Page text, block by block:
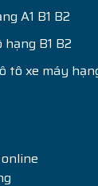
A1 B1 B2
B1 B2
tô xe máy